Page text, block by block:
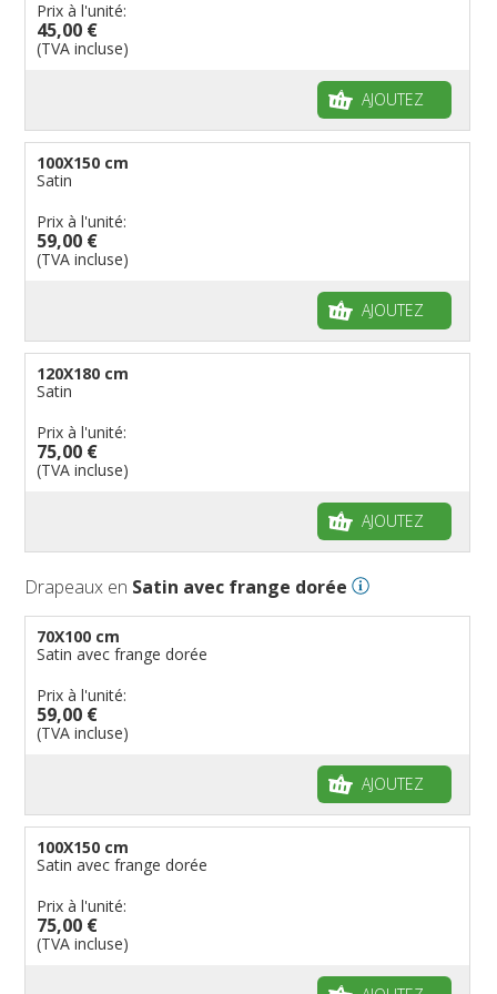
Régions reste du monde
Provinces néerlandaises
Cantons suisses
Drapeaux de courtoisie
Français
Drapeaux organisations internationales
Drapeaux publicitaires
Drapeaux groupes ethniques & nations non
Fanions personnalisés
Drapeaux à voile et à goutte
Drapeaux pirates
Drapeaux de table
Prix à l'unité:
45,00 €
(TVA incluse)
AJOUTEZ
100X150 cm
Satin
Prix à l'unité:
59,00 €
(TVA incluse)
AJOUTEZ
120X180 cm
Satin
Prix à l'unité:
75,00 €
(TVA incluse)
AJOUTEZ
Drapeaux en Satin avec frange dorée
70X100 cm
Satin avec frange dorée
Prix à l'unité:
59,00 €
(TVA incluse)
AJOUTEZ
100X150 cm
Satin avec frange dorée
Prix à l'unité:
75,00 €
(TVA incluse)